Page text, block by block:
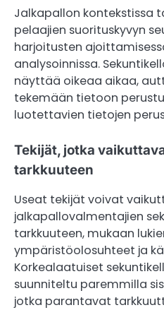
Jalkapallon kontekstissa
pelaajien suorituskyvyn
harjoitusten
analysoinnissa.
näyttää oikeaa aikaa,
tekemään tietoon
luotettavien tietojen
Tekijät, jotka
tarkkuuteen
Useat tekijät voivat
jalkapallovalmentajien
tarkkuuteen, mukaan
ympäristöolosuhteet ja
Korkealaatuiset
suunniteltu paremmilla
jotka parantavat